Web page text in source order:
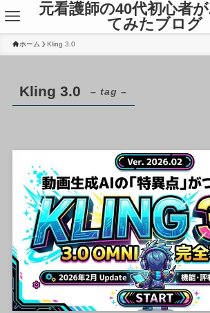
元看護師の40代初心者
てみたブログ
ホーム Kling 3.0
Kling 3.0 – tag –